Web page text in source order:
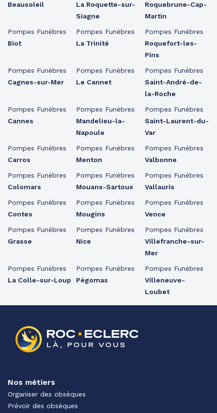
Beausoleil
Pompes Funèbres
Biot
Pompes Funèbres
Cagnes-sur-Mer
Pompes Funèbres
Cannes
Pompes Funèbres
Carros
Pompes Funèbres
Colomars
Pompes Funèbres
Contes
Pompes Funèbres
Grasse
Pompes Funèbres
La Colle-sur-Loup
La Roquette-sur-
Siagne
Pompes Funèbres
La Trinité
Pompes Funèbres
Le Cannet
Pompes Funèbres
Mandelieu-la-
Napoule
Pompes Funèbres
Menton
Pompes Funèbres
Mouans-Sartoux
Pompes Funèbres
Mougins
Pompes Funèbres
Nice
Pompes Funèbres
Pégomas
Roquebrune-Cap-
Martin
Pompes Funèbres
Roquefort-les-
Pins
Pompes Funèbres
Saint-André-de-
la-Roche
Pompes Funèbres
Saint-Laurent-du-
Var
Pompes Funèbres
Valbonne
Pompes Funèbres
Vallauris
Pompes Funèbres
Vence
Pompes Funèbres
Villefranche-sur-
Mer
Pompes Funèbres
Villeneuve-
Loubet
Nos métiers
Organiser des obsèques
Prévoir des obsèques